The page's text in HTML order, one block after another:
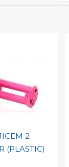
2
(PLASTIC)